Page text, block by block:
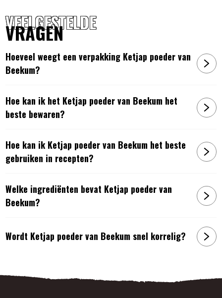
VEELGESTELDE
VRAGEN
Hoeveel weegt een verpakking Ketjap poeder van
Beekum?
Hoe kan ik het Ketjap poeder van Beekum het
beste bewaren?
Hoe kan ik Ketjap poeder van Beekum het beste
gebruiken in recepten?
Welke ingrediënten bevat Ketjap poeder van
Beekum?
Wordt Ketjap poeder van Beekum snel korrelig?